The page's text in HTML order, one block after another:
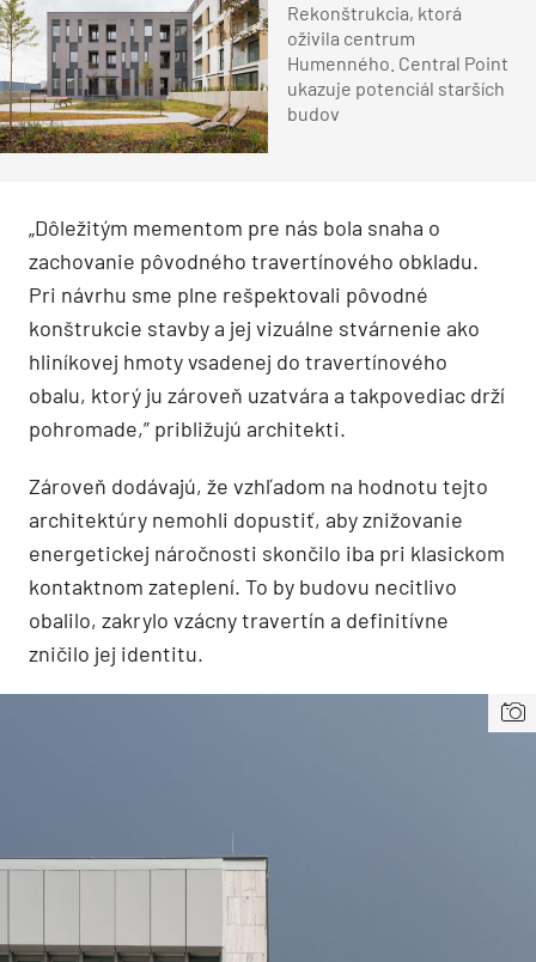
Rekonštrukcia, ktorá
oživila centrum
Humenného. Central Point
ukazuje potenciál starších
budov
„Dôležitým mementom pre nás bola snaha o
zachovanie pôvodného travertínového obkladu.
Pri návrhu sme plne rešpektovali pôvodné
konštrukcie stavby a jej vizuálne stvárnenie ako
hliníkovej hmoty vsadenej do travertínového
obalu, ktorý ju zároveň uzatvára a takpovediac drží
pohromade,” približujú architekti.
Zároveň dodávajú, že vzhľadom na hodnotu tejto
architektúry nemohli dopustiť, aby znižovanie
energetickej náročnosti skončilo iba pri klasickom
kontaktnom zateplení. To by budovu necitlivo
obalilo, zakrylo vzácny travertín a definitívne
zničilo jej identitu.